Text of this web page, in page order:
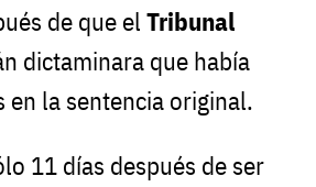
de que el Tribunal
dictaminara que había
en la sentencia original.
11 días después de ser